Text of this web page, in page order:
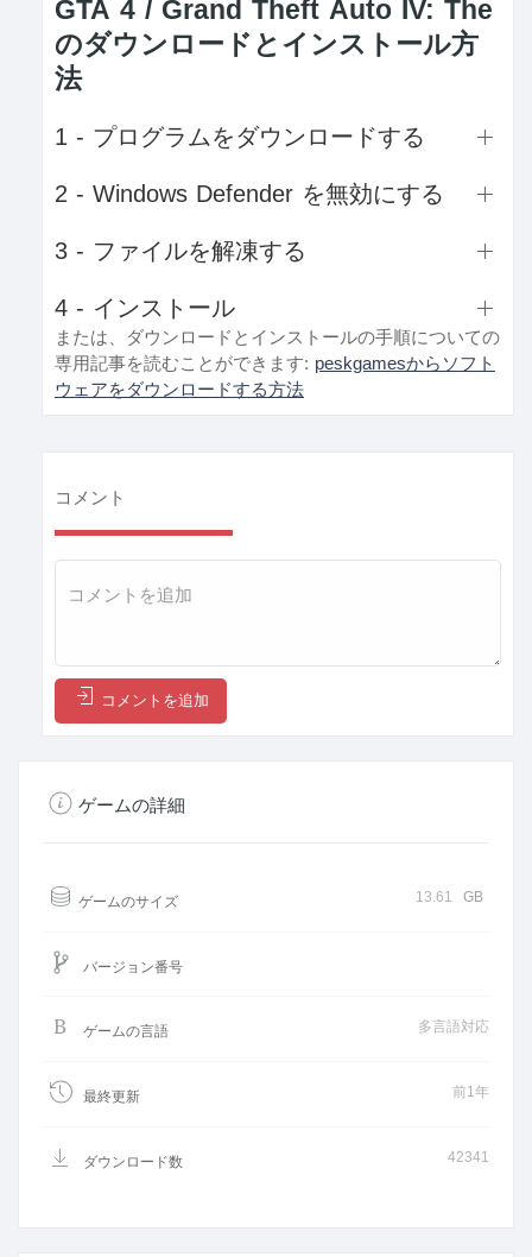
のダウンロードとインストール方
法
1 - プログラムをダウンロードする
2 - Windows Defender を無効にする
3 - ファイルを解凍する
4 - インストール
または、ダウンロードとインストールの手順についての
専用記事を読むことができます: peskgamesからソフト
ウェアをダウンロードする方法
コメント
コメントを追加
ゲームの詳細
ゲームのサイズ 13.61 GB
バージョン番号
ゲームの言語 多言語対応
最終更新 前1年
ダウンロード数 42341